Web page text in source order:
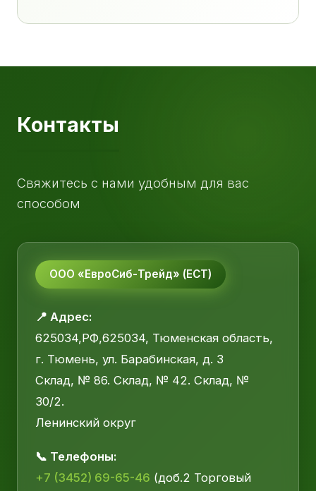
Контакты
Свяжитесь с нами удобным для вас
способом
ООО «ЕвроСиб-Трейд» (ЕСТ)
📍 Адрес:
625034,РФ,625034, Тюменская область,
г. Тюмень, ул. Барабинская, д. 3
Склад, № 86. Склад, № 42. Склад, №
30/2.
Ленинский округ
📞 Телефоны:
+7 (3452) 69-65-46 (доб.2 Торговый